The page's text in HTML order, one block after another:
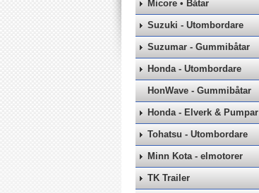
Micore • Båtar
Suzuki - Utombordare
Suzumar - Gummibåtar
Honda - Utombordare
HonWave - Gummibåtar
Honda - Elverk & Pumpar
Tohatsu - Utombordare
Minn Kota - elmotorer
TK Trailer